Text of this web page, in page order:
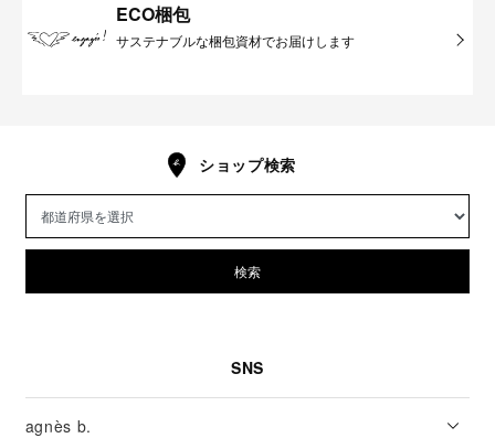
ECO梱包
サステナブルな梱包資材でお届けします
ショップ検索
検索
SNS
agnès b.